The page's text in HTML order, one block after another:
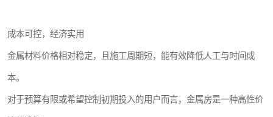
成本可控，经济实用
金属材料价格相对稳定，且施工周期短，能有效降低人工与时间成
本。
对于预算有限或希望控制初期投入的用户而言，金属房是一种高性价